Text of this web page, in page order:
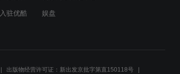
入驻优酷 娱盘
出版物经营许可证：新出发京批字第直150118号